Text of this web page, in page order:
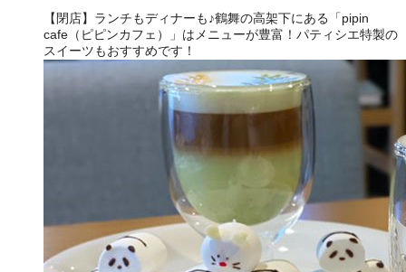
【閉店】ランチもディナーも♪鶴舞の高架下にある「pipin
cafe（ピピンカフェ）」はメニューが豊富！パティシエ特製の
スイーツもおすすめです！